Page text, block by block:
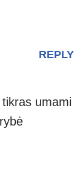
REPLY
umami